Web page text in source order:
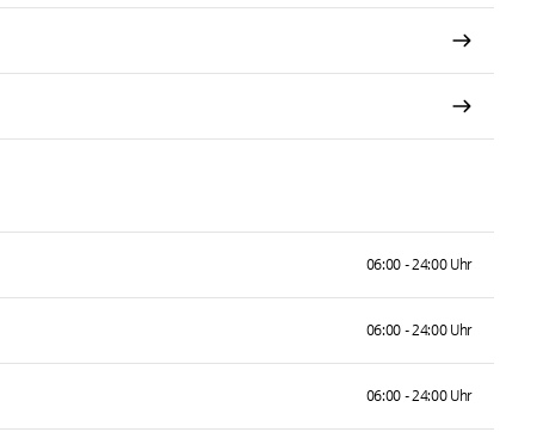
06:00 - 24:00 Uhr
06:00 - 24:00 Uhr
06:00 - 24:00 Uhr